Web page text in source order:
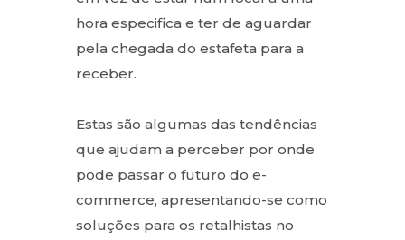
hora especifica e ter de aguardar
pela chegada do estafeta para a
receber.
Estas são algumas das tendências
que ajudam a perceber por onde
pode passar o futuro do e-
commerce, apresentando-se como
soluções para os retalhistas no